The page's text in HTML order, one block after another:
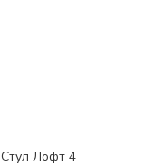
Стул Лофт 4